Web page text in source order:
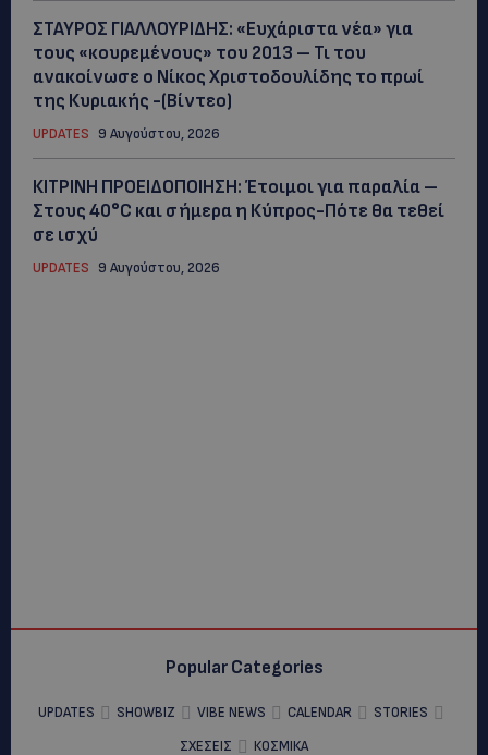
ΣΤΑΥΡΟΣ ΓΙΑΛΛΟΥΡΙΔΗΣ: «Ευχάριστα νέα» για
τους «κουρεμένους» του 2013 – Τι του
ανακοίνωσε ο Νίκος Χριστοδουλίδης το πρωί
της Κυριακής -(Βίντεο)
UPDATES 9 Αυγούστου, 2026
ΚΙΤΡΙΝΗ ΠΡΟΕΙΔΟΠΟΙΗΣΗ: Έτοιμοι για παραλία –
Στους 40°C και σήμερα η Κύπρος-Πότε θα τεθεί
σε ισχύ
UPDATES 9 Αυγούστου, 2026
Popular Categories
UPDATES SHOWBIZ VIBE NEWS CALENDAR
STORIES
ΣΧΕΣΕΙΣ
ΚΟΣΜΙΚΑ